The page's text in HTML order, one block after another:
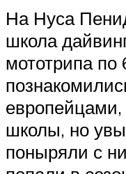
На Нуса
школа
мототрипа
школы, но
поныряли с